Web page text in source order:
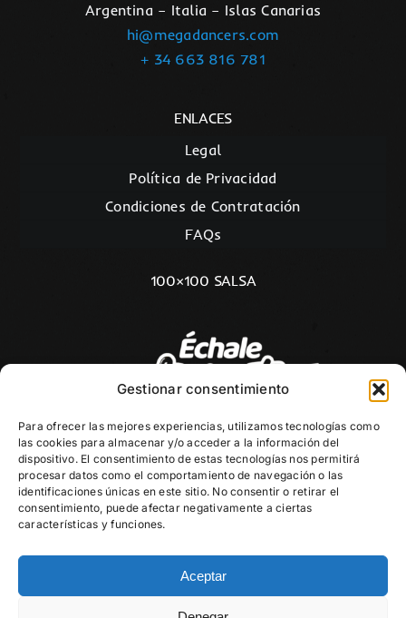
Gestionar consentimiento
Para ofrecer las mejores experiencias, utilizamos tecnologías como
las cookies para almacenar y/o acceder a la información del
dispositivo. El consentimiento de estas tecnologías nos permitirá
procesar datos como el comportamiento de navegación o las
identificaciones únicas en este sitio. No consentir o retirar el
consentimiento, puede afectar negativamente a ciertas
características y funciones.
Aceptar
Argentina – Italia – Islas Canarias
hi@megadancers.com
+ 34 663 816 781
ENLACES
Legal
Política de Privacidad
Condiciones de Contratación
FAQs
100×100 SALSA